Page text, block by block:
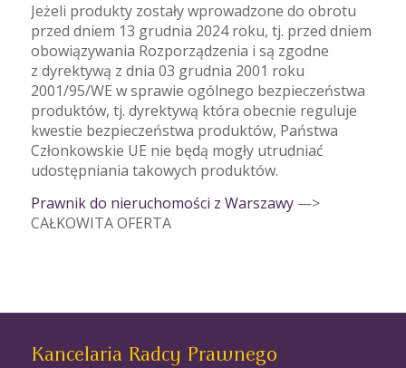
Jeżeli produkty zostały wprowadzone do obrotu
przed dniem 13 grudnia 2024 roku, tj. przed dniem
obowiązywania Rozporządzenia i są zgodne
z dyrektywą z dnia 03 grudnia 2001 roku
2001/95/WE w sprawie ogólnego bezpieczeństwa
produktów, tj. dyrektywą która obecnie reguluje
kwestie bezpieczeństwa produktów, Państwa
Członkowskie UE nie będą mogły utrudniać
udostępniania takowych produktów.
Prawnik do nieruchomości z Warszawy—>
CAŁKOWITA OFERTA
Kancelaria Radcy Prawnego